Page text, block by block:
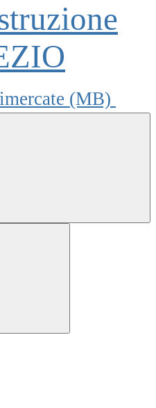
(MB)